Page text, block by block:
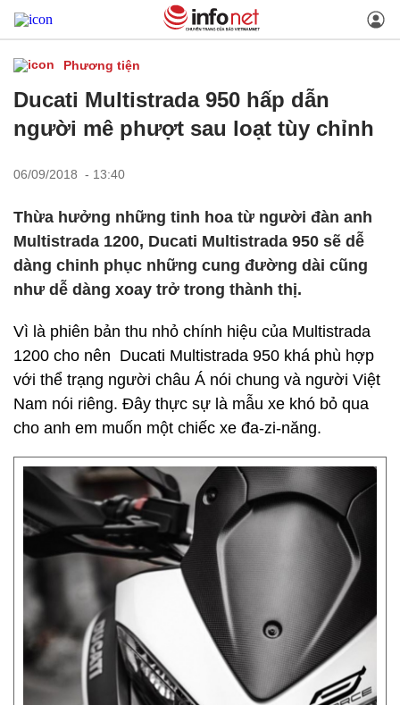
Phương tiện
Ducati Multistrada 950 hấp dẫn
người mê phượt sau loạt tùy chỉnh
06/09/2018 - 13:40
Thừa hưởng những tinh hoa từ người đàn anh
Multistrada 1200, Ducati Multistrada 950 sẽ dễ
dàng chinh phục những cung đường dài cũng
như dễ dàng xoay trở trong thành thị.
Vì là phiên bản thu nhỏ chính hiệu của Multistrada
1200 cho nên Ducati Multistrada 950 khá phù hợp
với thể trạng người châu Á nói chung và người Việt
Nam nói riêng. Đây thực sự là mẫu xe khó bỏ qua
cho anh em muốn một chiếc xe đa-zi-năng.